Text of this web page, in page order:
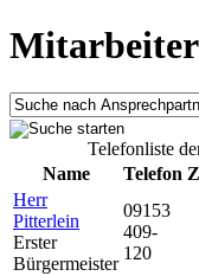
Telefonliste
Name
Telefon
Herr
Pitterlein
Erster
Bürgermeister
09153
409-
120